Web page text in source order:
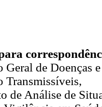
Geral de Doenças e
Transmissíveis,
de Análise de